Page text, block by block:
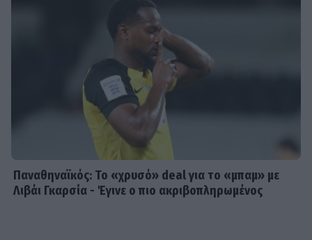
Παναθηναϊκός: Το «χρυσό» deal για το «μπαμ» με
Λιβάι Γκαρσία - Έγινε ο πιο ακριβοπληρωμένος